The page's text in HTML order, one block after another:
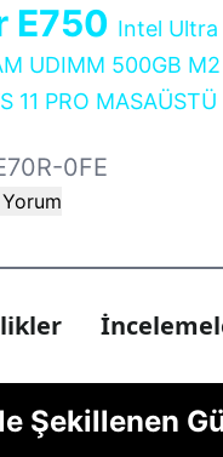
E750 Intel Ultra
UDIMM 500GB M2
11 PRO MASAÜSTÜ
0FE
Şekillenen